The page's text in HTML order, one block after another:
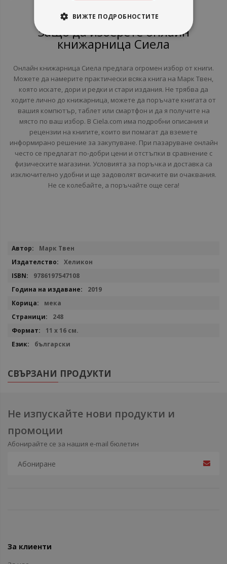
Защо да изберете онлайн
книжарница Сиела
Онлайн книжарница Сиела предлага огромен избор от книги.
Можете да намерите практически всяка книга на Марк Твен,
която искате, дори и редки и стари издания. Не трябва да
ходите лично до книжарница, можете да поръчате книгата от
вашия компютър, таблет или смартфон и да я получите на
място по ваш избор. В Ciela.com има подробни описания и
рецензии на книгите, които ви помагат да вземете
информирано решение за закупуване. При пазаруване онлайн
често се предлагат по-добри цени и отстъпки в сравнение с
физическите магазини. Условията за поръчка и доставка са
изключително удобни и ще задоволят всичките ви очаквания.
Не се колебайте, а поръчайте още сега!
Повече
Марк Твен
Хеликон
9786197547108
2019
мека
248
11 х 16 см.
български
СВЪРЗАНИ ПРОДУКТИ
Не изпускайте нови продукти и
промоции
Абонирайте се за нашия e-mail бюлетин
За клиенти
ВИЖТЕ ПОДРОБНОСТИТЕ